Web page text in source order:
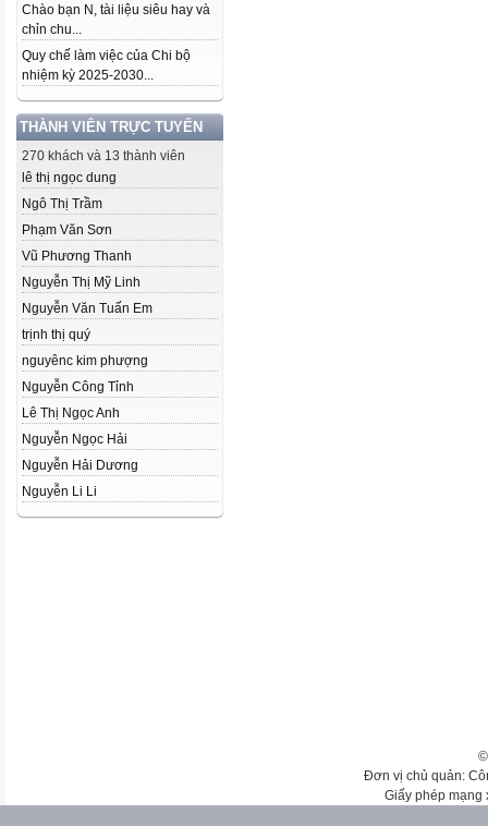
Chào bạn N, tài liệu siêu hay và
chỉn chu...
Quy chế làm việc của Chi bộ
nhiệm kỳ 2025-2030...
THÀNH VIÊN TRỰC TUYẾN
270 khách và 13 thành viên
lê thị ngọc dung
Ngô Thị Trầm
Phạm Văn Sơn
Vũ Phương Thanh
Nguyễn Thị Mỹ Linh
Nguyễn Văn Tuấn Em
trịnh thị quý
nguyênc kim phượng
Nguyễn Công Tỉnh
Lê Thị Ngọc Anh
Nguyễn Ngọc Hải
Nguyễn Hải Dương
Nguyễn Li Li
Đơn vị chủ quản:
Giấy phép mạng